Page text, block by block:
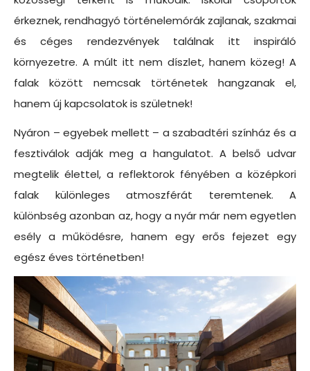
érkeznek, rendhagyó történelemórák zajlanak, szakmai
és céges rendezvények találnak itt inspiráló
környezetre. A múlt itt nem díszlet, hanem közeg! A
falak között nemcsak történetek hangzanak el,
hanem új kapcsolatok is születnek!
Nyáron – egyebek mellett – a szabadtéri színház és a
fesztiválok adják meg a hangulatot. A belső udvar
megtelik élettel, a reflektorok fényében a középkori
falak különleges atmoszférát teremtenek. A
különbség azonban az, hogy a nyár már nem egyetlen
esély a működésre, hanem egy erős fejezet egy
egész éves történetben!